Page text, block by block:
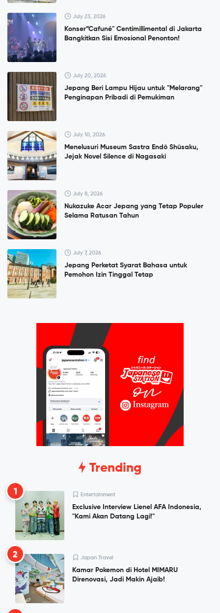
July 23, 2026
Konser”Cafuné" Centimillimental di Jakarta
Bangkitkan Sisi Emosional Penonton!
July 20, 2026
Jepang Beri Lampu Hijau untuk "Melarang"
Penginapan Pribadi di Pemukiman
July 10, 2026
Menelusuri Museum Sastra Endō Shūsaku,
Jejak Novel Silence di Nagasaki
July 8, 2026
Nukazuke Acar Jepang yang Tetap Populer
Selama Ratusan Tahun
July 7, 2026
Jepang Perketat Syarat Bahasa untuk
Pemohon Izin Tinggal Tetap
Trending
1 Entertainment
Exclusive Interview Lienel AFA Indonesia,
"Kami Akan Datang Lagi!"
2 Japan Travel
Kamar Pokemon di Hotel MIMARU
Direnovasi, Jadi Makin Ajaib!